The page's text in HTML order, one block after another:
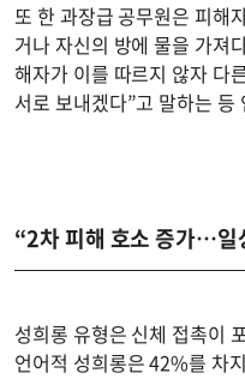
또 한 과장급 공무원은 피해
거나 자신의 방에 물을 가져
해자가 이를 따르지 않자 다
서로 보내겠다”고 말하는 등
“2차 피해 호소 증가…일
성희롱 유형은 신체 접촉이
언어적 성희롱은 42%를 차